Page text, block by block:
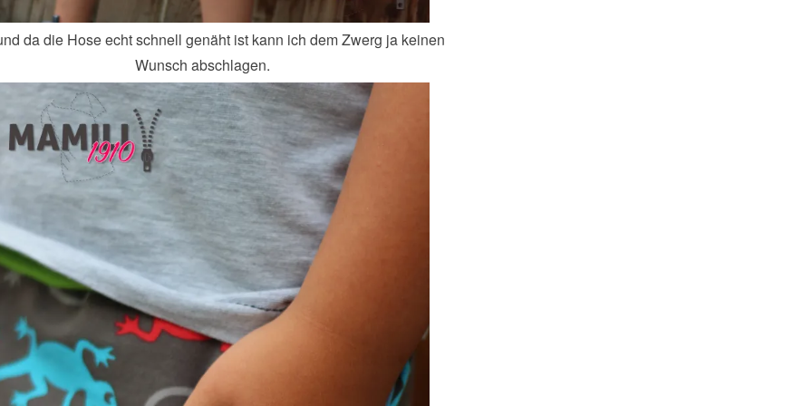
da die Hose echt schnell genäht ist kann ich dem Zwerg ja keinen
Wunsch abschlagen.